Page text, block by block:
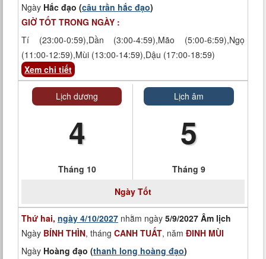
Ngày Hắc đạo (câu trần hắc đạo)
GIỜ TỐT TRONG NGÀY :
Tí (23:00-0:59),Dần (3:00-4:59),Mão (5:00-6:59),Ngọ
(11:00-12:59),Mùi (13:00-14:59),Dậu (17:00-18:59)
Xem chi tiết
Lịch dương
4
Tháng 10
Lịch âm
5
Tháng 9
Ngày Tốt
Thứ hai, ngày 4/10/2027 nhằm ngày 5/9/2027 Âm lịch
Ngày BÍNH THÌN, tháng CANH TUẤT, năm ĐINH MÙI
Ngày Hoàng đạo (thanh long hoàng đạo)